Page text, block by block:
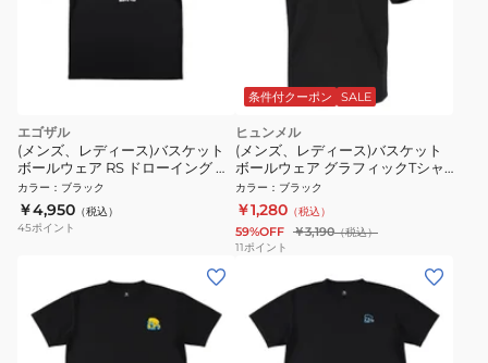
エゴザル
(メンズ、レディース)バスケット
ボールウェア RS ドローイング ロ
ゴTシャツ
ERAL99UST013RSC001
カラー ： ブラック
￥4,950 （税込）
45ポイント
条件付クーポン SALE
ヒュンメル
(メンズ、レディース)バスケット
ボールウェア グラフィックTシャ
ツ HAPB4096XB-90
カラー ： ブラック
￥1,280 （税込）
59%OFF ￥3,190（税込）
11ポイント